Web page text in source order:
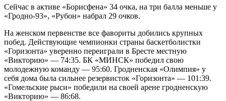
Сейчас в активе «Борисфена» 34 очка, на три балла меньше у
«Гродно-93», «Рубон» набрал 29 очков.
На женском первенстве все фавориты добились крупных
побед. Действующие чемпионки страны баскетболистки
«Горизонта» уверенно переиграли в Бресте местную
«Викторию» — 74:35. БК «МИНСК» победил свою
молодежную команду — 95:60. Гродненская «Олимпия» у
себя дома была сильнее резервисток «Горизонта» — 101:39.
«Гомельские рыси» победили на своей арене гродненскую
«Викторию» — 86:68.